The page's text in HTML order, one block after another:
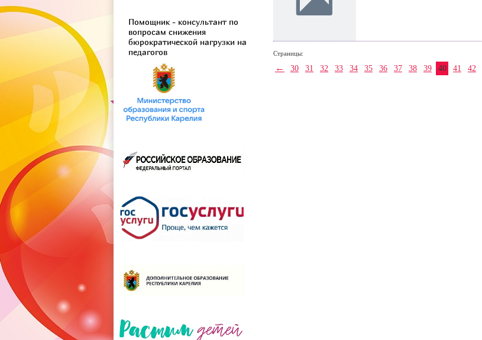
Помощник - консультант по
вопросам снижения
бюрократической нагрузки на
педагогов
Страницы:
← 30 31 32 33 34 35 36 37 38 39 40 41 42